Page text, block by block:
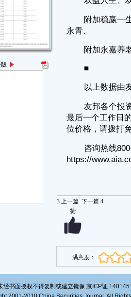
820-3588，或登录本公司网站
zh-cn/fuwu/touzi/yuebao.html。
3 上一篇 下一篇 4
赞
满意度：
经书面授权不得复制或建立镜像 京ICP证